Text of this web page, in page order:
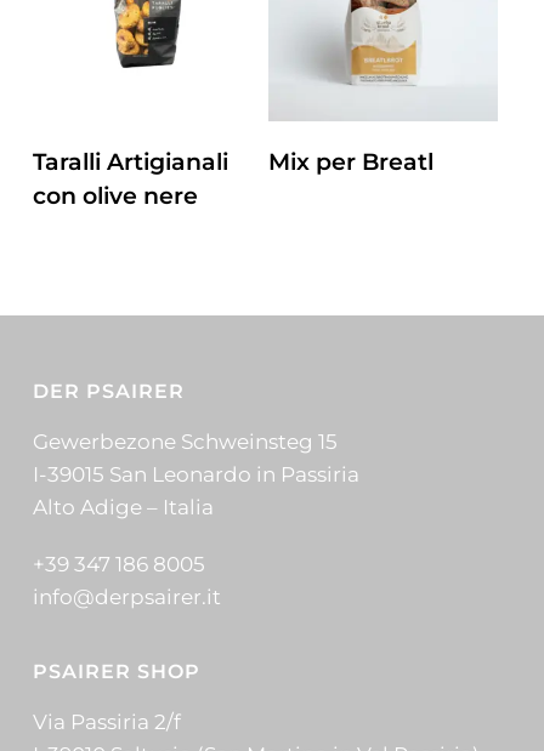
Taralli Artigianali
con olive nere
Mix per Breatl
DER PSAIRER
Gewerbezone Schweinsteg 15
I-39015 San Leonardo in Passiria
Alto Adige – Italia
+39 347 186 8005
info@derpsairer.it
PSAIRER SHOP
Via Passiria 2/f